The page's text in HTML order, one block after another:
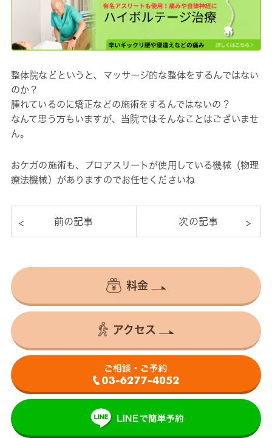
整体院などというと、マッサージ的な整体をするんではない
のか？
腫れているのに矯正などの施術をするんではないの？
なんて思う方もいますが、当院ではそんなことはございませ
ん。
おケガの施術も、プロアスリートが使用している機械（物理
療法機械）がありますのでお任せくださいね
料金
アクセス